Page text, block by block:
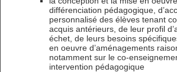
différenciation pédagogique,
personnalisé des élèves tenant
acquis antérieurs, de leur profil
échet, de leurs besoins
en oeuvre d’aménagements
notamment sur le co-
intervention pédagogique